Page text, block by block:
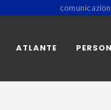
ATLANTE